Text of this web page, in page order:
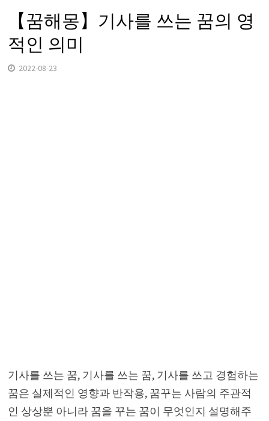
【꿈해몽】기사를 쓰는 꿈의 영
적인 의미
2022-08-23
기사를 쓰는 꿈, 기사를 쓰는 꿈, 기사를 쓰고 경험하는
꿈은 실제적인 영향과 반작용, 꿈꾸는 사람의 주관적
인 상상뿐 아니라 꿈을 꾸는 꿈이 무엇인지 설명해주